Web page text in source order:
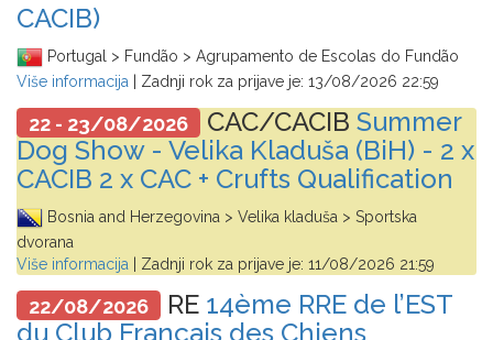
CACIB)
Portugal > Fundão > Agrupamento de Escolas do Fundão
Više informacija
| Zadnji rok za prijave je: 13/08/2026 22:59
22 - 23/08/2026 CAC/CACIB Summer
Dog Show - Velika Kladuša (BiH) - 2 x
CACIB 2 x CAC + Crufts Qualification
Bosnia and Herzegovina > Velika kladuša > Sportska
dvorana
Više informacija
| Zadnji rok za prijave je: 11/08/2026 21:59
22/08/2026 RE 14ème RRE de l’EST
du Club Français des Chiens